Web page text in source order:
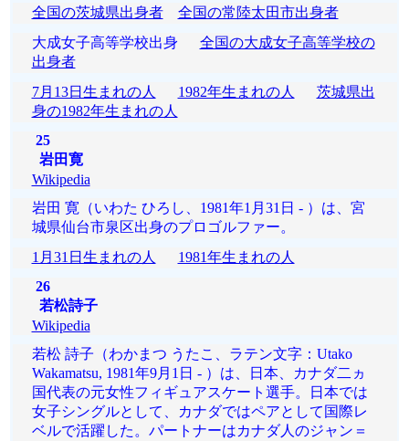
全国の茨城県出身者
全国の常陸太田市出身者
大成女子高等学校出身 全国の大成女子高等学校の
出身者
7月13日生まれの人
1982年生まれの人
茨城県出
身の1982年生まれの人
25
岩田寛
Wikipedia
岩田 寛（いわた ひろし、1981年1月31日 ‐ ）は、宮
城県仙台市泉区出身のプロゴルファー。
1月31日生まれの人
1981年生まれの人
26
若松詩子
Wikipedia
若松 詩子（わかまつ うたこ、ラテン文字：Utako
Wakamatsu, 1981年9月1日 - ）は、日本、カナダ二ヵ
国代表の元女性フィギュアスケート選手。日本では
女子シングルとして、カナダではペアとして国際レ
ベルで活躍した。パートナーはカナダ人のジャン＝